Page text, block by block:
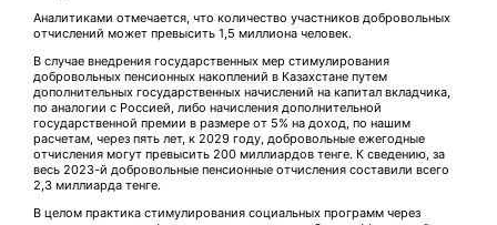
Аналитиками отмечается, что количество участников добровольных
отчислений может превысить 1,5 миллиона человек.
В случае внедрения государственных мер стимулирования
добровольных пенсионных накоплений в Казахстане путем
дополнительных государственных начислений на капитал вкладчика,
по аналогии с Россией, либо начисления дополнительной
государственной премии в размере от 5% на доход, по нашим
расчетам, через пять лет, к 2029 году, добровольные ежегодные
отчисления могут превысить 200 миллиардов тенге. К сведению, за
весь 2023-й добровольные пенсионные отчисления составили всего
2,3 миллиарда тенге.
В целом практика стимулирования социальных программ через